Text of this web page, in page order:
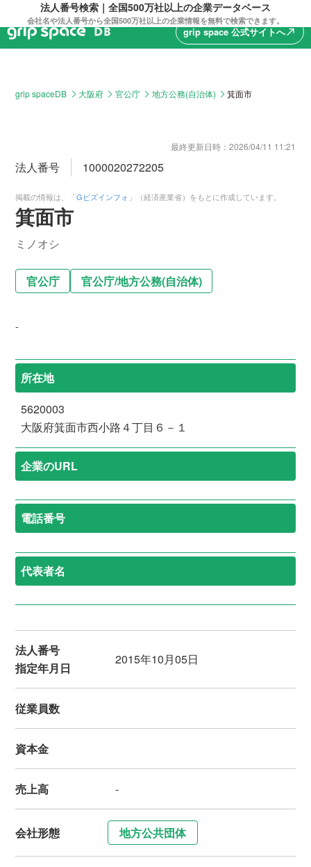
法人番号検索｜全国500万社以上の企業データベース
会社名や法人番号から全国500万社以上の企業情報を無料で検索できます。
grip space 公式サイトへnorth_east
grip spaceDB 大阪府 官公庁 地方公務(自治体) 箕面市
最終更新日時： 2026/04/11 11:21
法人番号 1000020272205
掲載の情報は、「Gビズインフォ 」（経済産業省）をもとに作成しています。
箕面市
ミノオシ
官公庁 官公庁/地方公務(自治体)
-
所在地
5620003
大阪府箕面市西小路４丁目６－１
企業のURL
電話番号
代表者名
法人番号
指定年月日
2015年10月05日
従業員数
資本金
売上高 -
会社形態 地方公共団体